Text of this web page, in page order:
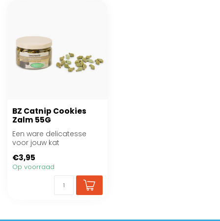
BZ Catnip Cookies
Zalm 55G
Een ware delicatesse
voor jouw kat
€3,95
Op voorraad